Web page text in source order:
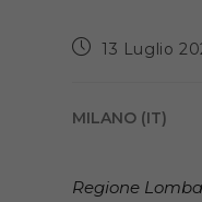
Articolo13 Luglio
MILANO (IT)
Regione